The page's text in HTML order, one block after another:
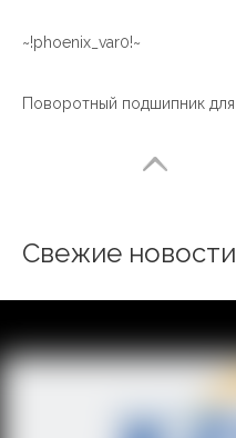
~!phoenix_var0!~
Свежие новости